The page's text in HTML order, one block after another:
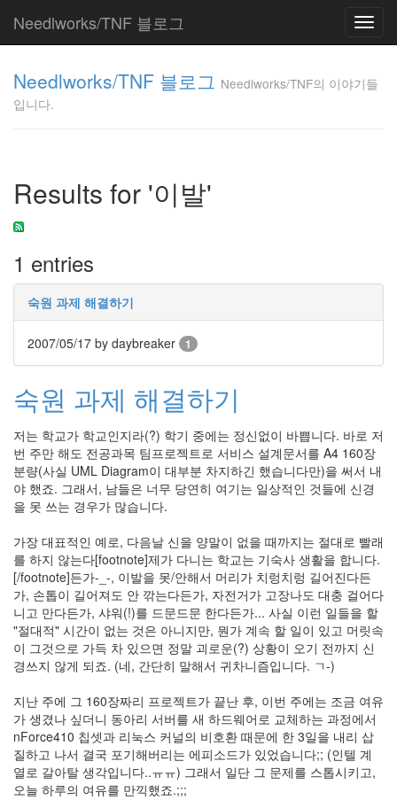
Needlworks/TNF 블로그
Needlworks/TNF 블로그 Needlworks/TNF의 이야기들
입니다.
Results for '이발'
1 entries
숙원 과제 해결하기
2007/05/17 by daybreaker 1
숙원 과제 해결하기
저는 학교가 학교인지라(?) 학기 중에는 정신없이 바쁩니다. 바로 저
번 주만 해도 전공과목 팀프로젝트로 서비스 설계문서를 A4 160장
분량(사실 UML Diagram이 대부분 차지하긴 했습니다만)을 써서 내
야 했죠. 그래서, 남들은 너무 당연히 여기는 일상적인 것들에 신경
을 못 쓰는 경우가 많습니다.
가장 대표적인 예로, 다음날 신을 양말이 없을 때까지는 절대로 빨래
를 하지 않는다[footnote]제가 다니는 학교는 기숙사 생활을 합니다.
[/footnote]든가-_-, 이발을 못/안해서 머리가 치렁치렁 길어진다든
가, 손톱이 길어져도 안 깎는다든가, 자전거가 고장나도 대충 걸어다
니고 만다든가, 샤워(!)를 드문드문 한다든가... 사실 이런 일들을 할
"절대적" 시간이 없는 것은 아니지만, 뭔가 계속 할 일이 있고 머릿속
이 그것으로 가득 차 있으면 정말 괴로운(?) 상황이 오기 전까지 신
경쓰지 않게 되죠. (네, 간단히 말해서 귀차니즘입니다. ㄱ-)
지난 주에 그 160장짜리 프로젝트가 끝난 후, 이번 주에는 조금 여유
가 생겼나 싶더니 동아리 서버를 새 하드웨어로 교체하는 과정에서
nForce410 칩셋과 리눅스 커널의 비호환 때문에 한 3일을 내리 삽
질하고 나서 결국 포기해버리는 에피소드가 있었습니다;; (인텔 계
열로 갈아탈 생각입니다..ㅠㅠ) 그래서 일단 그 문제를 스톱시키고,
오늘 하루의 여유를 만끽했죠.;;;
의 이야기들입니
Tag
Cloud
변
화
1.7
업
자
연
천
황
산
딩
textcube.org
점
데
이
터
관
리
흑
역
사
영
화